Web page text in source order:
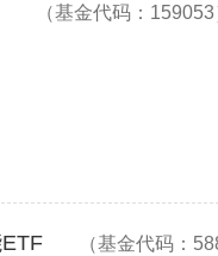
（基金代码：
（基金代码：